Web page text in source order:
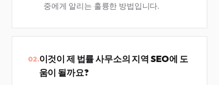
중에게 알리는 훌륭한 방법입니다.
02.이것이 제 법률 사무소의 지역 SEO에 도
움이 될까요?